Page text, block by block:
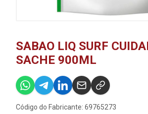
SABAO LIQ SURF
SACHE 900ML
Código do Fabricante: 69765273